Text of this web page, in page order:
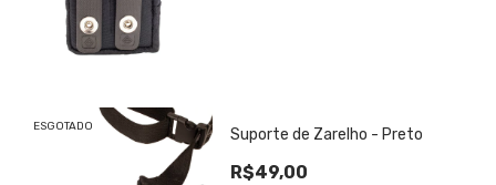
ESGOTADO Suporte de Zarelho - Preto
R$49,00